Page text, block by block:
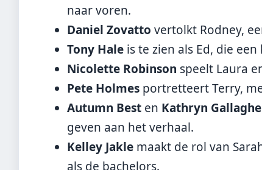
naar voren.
Daniel Zovatto vertolkt Rodney,
Tony Hale is te zien als Ed, die
Nicolette Robinson speelt Laura
Pete Holmes portretteert Terry,
Autumn Best en Kathryn
geven aan het verhaal.
Kelley Jakle maakt de rol van
als de bachelors.